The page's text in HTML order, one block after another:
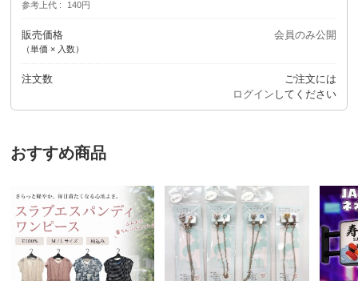
参考上代
140円
販売価格
（単価 × 入数）
会員のみ公開
注文数
ご注文には
ログイン してください
おすすめ商品